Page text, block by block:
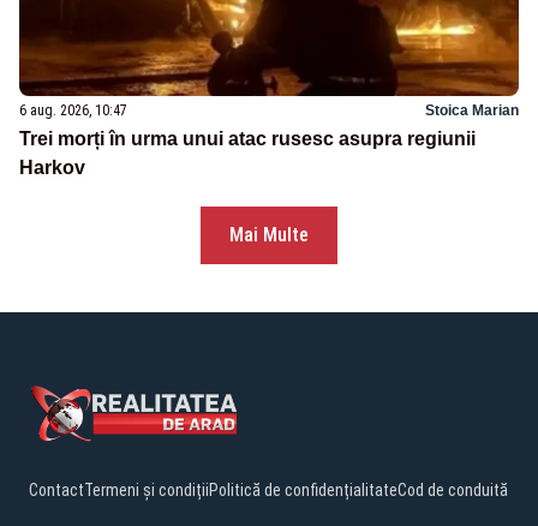
6 aug. 2026, 10:47 Stoica Marian
Trei morți în urma unui atac rusesc asupra regiunii
Harkov
Mai Multe
ContactTermeni și condițiiPolitică de confidențialitateCod de conduită